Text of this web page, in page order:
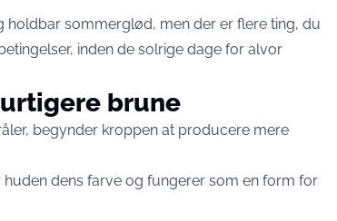
holdbar sommerglød, men der er flere ting, du
inden de solrige dage for alvor
brune
begynder kroppen at producere mere
dens farve og fungerer som en form for